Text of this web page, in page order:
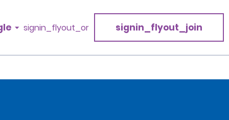
signin_flyout_or signin_flyout_join